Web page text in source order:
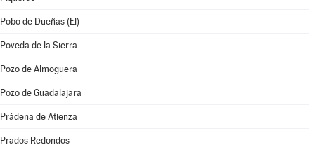
Pobo de Dueñas (El)
Poveda de la Sierra
Pozo de Almoguera
Pozo de Guadalajara
Prádena de Atienza
Prados Redondos